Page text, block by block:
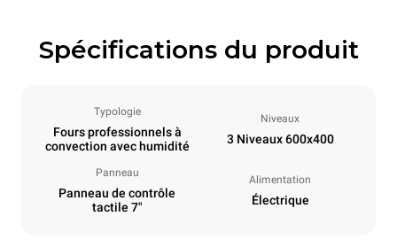
Spécifications du produit
Typologie
Fours professionnels à
convection avec humidité
Niveaux
3 Niveaux 600x400
Panneau
Panneau de contrôle
tactile 7"
Alimentation
Électrique